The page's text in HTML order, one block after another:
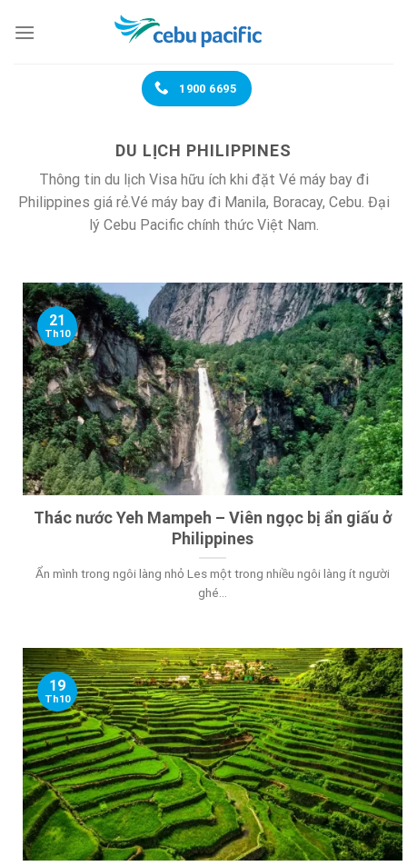
đến
1900 6695
DU LỊCH PHILIPPINES
Thông tin du lịch Visa hữu ích khi đặt Vé máy bay đi
Philippines giá rẻ.Vé máy bay đi Manila, Boracay, Cebu. Đại
lý Cebu Pacific chính thức Việt Nam.
Thác nước Yeh Mampeh – Viên ngọc bị ẩn giấu ở
Philippines
Ẩn mình trong ngôi làng nhỏ Les một trong nhiều ngôi làng ít người
ghé...
21
Th10
19
Th10